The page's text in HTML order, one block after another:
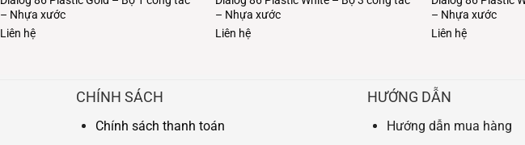
– Nhựa xước
Liên hệ
– Nhựa xước
Liên hệ
– Nhựa xước
Liên hệ
CHÍNH SÁCH
Chính sách thanh toán
HƯỚNG DẪN
Hướng dẫn mua hàng